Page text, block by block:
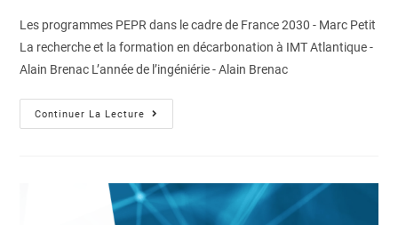
Les programmes PEPR dans le cadre de France 2030 - Marc Petit
La recherche et la formation en décarbonation à IMT Atlantique -
Alain Brenac L’année de l’ingéniérie - Alain Brenac
Continuer La Lecture